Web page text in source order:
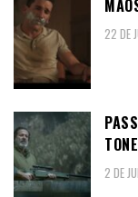
22 DE
2 DE